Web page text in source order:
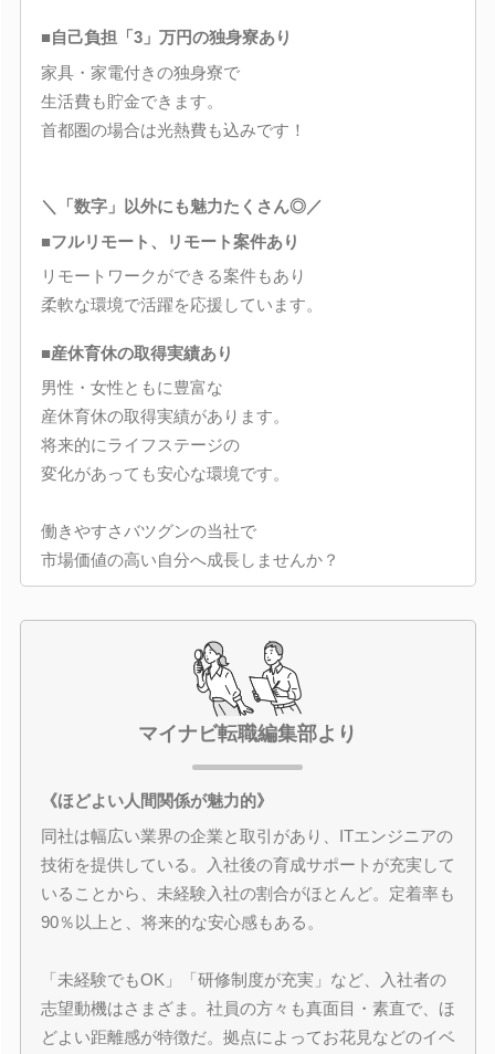
■自己負担「3」万円の独身寮あり
家具・家電付きの独身寮で
生活費も貯金できます。
首都圏の場合は光熱費も込みです！
＼「数字」以外にも魅力たくさん◎／
■フルリモート、リモート案件あり
リモートワークができる案件もあり
柔軟な環境で活躍を応援しています。
■産休育休の取得実績あり
男性・女性ともに豊富な
産休育休の取得実績があります。
将来的にライフステージの
変化があっても安心な環境です。
働きやすさバツグンの当社で
市場価値の高い自分へ成長しませんか？
マイナビ転職編集部より
《ほどよい人間関係が魅力的》
同社は幅広い業界の企業と取引があり、ITエンジニアの
技術を提供している。入社後の育成サポートが充実して
いることから、未経験入社の割合がほとんど。定着率も
90％以上と、将来的な安心感もある。
「未経験でもOK」「研修制度が充実」など、入社者の
志望動機はさまざま。社員の方々も真面目・素直で、ほ
どよい距離感が特徴だ。拠点によってお花見などのイベ